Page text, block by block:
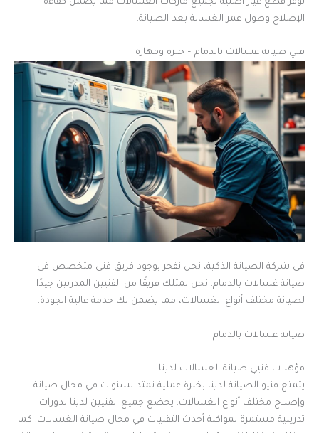
الإصلاح وطول عمر الغسالة بعد الصيانة.
فني صيانة غسالات بالدمام – خبرة ومهارة
في شركة الصيانة الذكية، نحن نفخر بوجود فريق فني متخصص في
صيانة غسالات بالدمام. نحن نمتلك فريقًا من الفنيين المدربين جيدًا
لصيانة مختلف أنواع الغسالات، مما يضمن لك خدمة عالية الجودة.
صيانة غسالات بالدمام
مؤهلات فنيي صيانة الغسالات لدينا
يتمتع فنيو الصيانة لدينا بخبرة عملية تمتد لسنوات في مجال صيانة
وإصلاح مختلف أنواع الغسالات. يخضع جميع الفنيين لدينا لدورات
تدريبية مستمرة لمواكبة أحدث التقنيات في مجال صيانة الغسالات. كما